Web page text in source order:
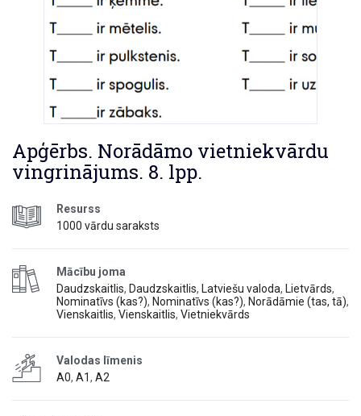
Apģērbs. Norādāmo vietniekvārdu
vingrinājums. 8. lpp.
Resurss
1000 vārdu saraksts
Mācību joma
Daudzskaitlis, Daudzskaitlis, Latviešu valoda, Lietvārds,
Nominatīvs (kas?), Nominatīvs (kas?), Norādāmie (tas, tā),
Vienskaitlis, Vienskaitlis, Vietniekvārds
Valodas līmenis
A0, A1, A2